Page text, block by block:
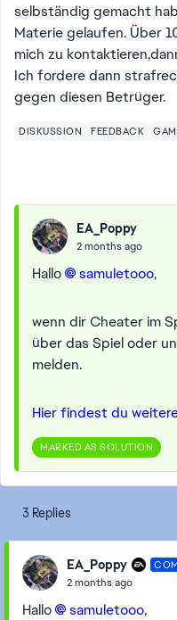
selbständig gemacht
Materie gelaufen. Über
mich zu
Ich fordere dann
gegen diesen Betrüger.
DISKUSSION FEEDBACK
EA_Poppy
2 months ago
Hallo samuletooo​,
wenn dir Cheater im
über das Spiel oder
melden.
Hier findest du
MARKED AS SOLUTION
3 Replies
EA_Poppy
2 months ago
Hallo samuletooo​,